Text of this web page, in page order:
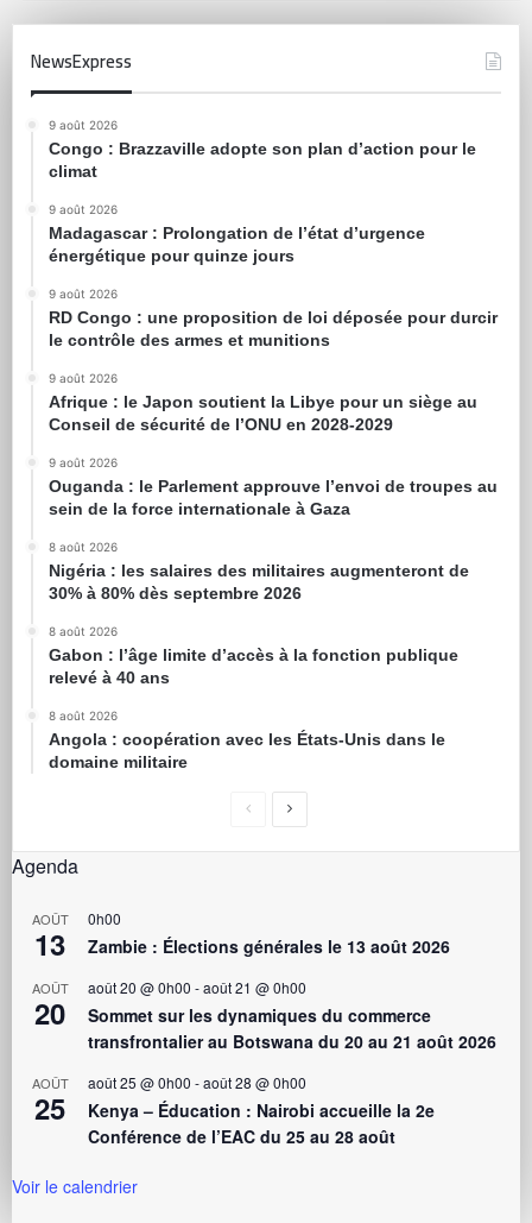
NewsExpress
9 août 2026
Congo : Brazzaville adopte son plan d’action pour le
climat
9 août 2026
Madagascar : Prolongation de l’état d’urgence
énergétique pour quinze jours
9 août 2026
RD Congo : une proposition de loi déposée pour durcir
le contrôle des armes et munitions
9 août 2026
Afrique : le Japon soutient la Libye pour un siège au
Conseil de sécurité de l’ONU en 2028-2029
9 août 2026
Ouganda : le Parlement approuve l’envoi de troupes au
sein de la force internationale à Gaza
8 août 2026
Nigéria : les salaires des militaires augmenteront de
30% à 80% dès septembre 2026
8 août 2026
Gabon : l’âge limite d’accès à la fonction publique
relevé à 40 ans
8 août 2026
Angola : coopération avec les États-Unis dans le
domaine militaire
Agenda
AOÛT
13
0h00
Zambie : Élections générales le 13 août 2026
AOÛT
20
août 20 @ 0h00 -août 21 @ 0h00
Sommet sur les dynamiques du commerce
transfrontalier au Botswana du 20 au 21 août 2026
AOÛT
25
août 25 @ 0h00 -août 28 @ 0h00
Kenya – Éducation : Nairobi accueille la 2e
Conférence de l’EAC du 25 au 28 août
Voir le calendrier